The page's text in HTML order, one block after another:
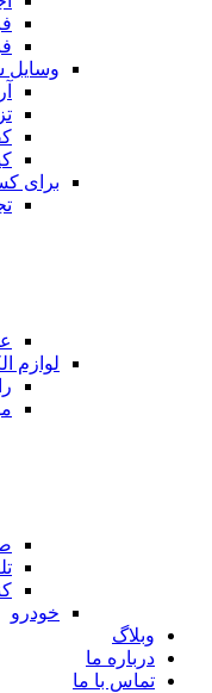
برای
لوازم
خودرو
وبلاگ
درباره ما
تماس با ما